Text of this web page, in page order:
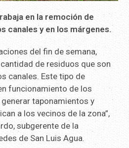
en la remoción de
canales y en los márgenes.
del fin de semana,
de residuos que son
canales. Este tipo de
funcionamiento de los
taponamientos y
a los vecinos de la zona”,
subgerente de la
de San Luis Agua.